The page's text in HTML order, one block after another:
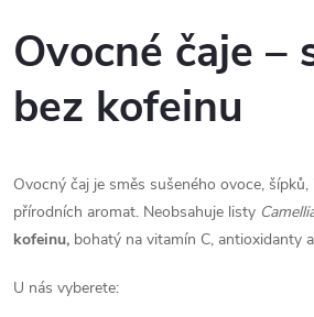
d
a
c
p
r
v
á
n
k
o
á
n
í
Ovocné čaje –
bez kofeinu
Ovocný čaj je směs sušeného ovoce,
přírodních aromat. Neobsahuje listy
kofeinu, bohatý na vitamín C, antioxidanty
U nás vyberete: